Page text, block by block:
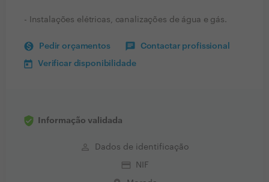
- Instalações elétricas, canalizações de água e gás.
Pedir orçamentos Contactar profissional
Verificar disponibilidade
Informação validada
perm_identity Dados de identificação
credit_card NIF